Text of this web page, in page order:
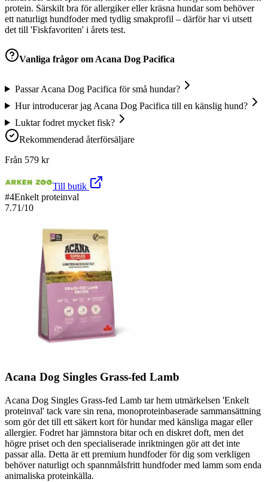
protein. Särskilt bra för allergiker eller kräsna hundar som behöver
ett naturligt hundfoder med tydlig smakprofil – därför har vi utsett
det till 'Fiskfavoriten' i årets test.
Vanliga frågor omAcana Dog Pacifica
Passar Acana Dog Pacifica för små hundar?
Hur introducerar jag Acana Dog Pacifica till en känslig hund?
Luktar fodret mycket fisk?
Rekommenderad återförsäljare
Från 579 kr
Till butik
#4Enkelt proteinval
7.71/10
Acana Dog Singles Grass-fed Lamb
Acana Dog Singles Grass-fed Lamb tar hem utmärkelsen 'Enkelt
proteinval' tack vare sin rena, monoproteinbaserade sammansättning
som gör det till ett säkert kort för hundar med känsliga magar eller
allergier. Fodret har jämnstora bitar och en diskret doft, men det
högre priset och den specialiserade inriktningen gör att det inte
passar alla. Detta är ett premium hundfoder för dig som verkligen
behöver naturligt och spannmålsfritt hundfoder med lamm som enda
animaliska proteinkälla.